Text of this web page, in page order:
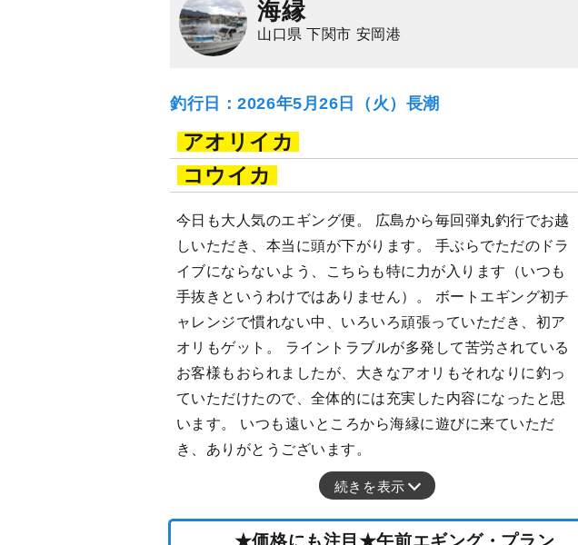
海縁
山口県 下関市 安岡港
釣行日：2026年5月26日（火）長潮
アオリイカ
コウイカ
今日も大人気のエギング便。 広島から毎回弾丸釣行でお越
しいただき、本当に頭が下がります。 手ぶらでただのドラ
イブにならないよう、こちらも特に力が入ります（いつも
手抜きというわけではありません）。 ボートエギング初チ
ャレンジで慣れない中、いろいろ頑張っていただき、初ア
オリもゲット。 ライントラブルが多発して苦労されている
お客様もおられましたが、大きなアオリもそれなりに釣っ
ていただけたので、全体的には充実した内容になったと思
います。 いつも遠いところから海縁に遊びに来ていただ
き、ありがとうございます。
続きを表示